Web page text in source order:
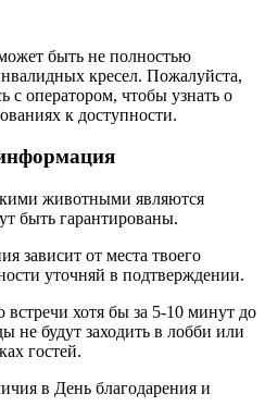
быть не полностью
кресел. Пожалуйста,
с оператором, чтобы узнать о
к доступности.
животными являются
быть гарантированы.
зависит от места твоего
уточняй в подтверждении.
встречи хотя бы за 5-10 минут до
не будут заходить в лобби или
гостей.
в День благодарения и